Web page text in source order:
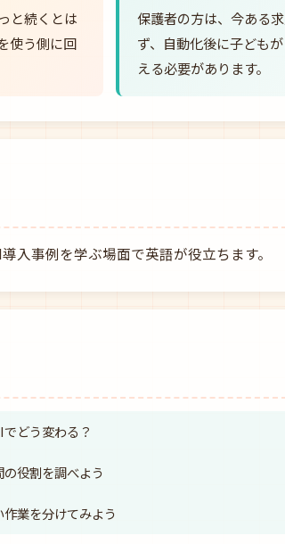
と続くとは
使う側に回
保護者の方は、今ある
ず、自動化後に子ども
える必要があります。
入事例を学ぶ場面で英語が役立ちます。
どう変わる？
役割を調べよう
業を分けてみよう